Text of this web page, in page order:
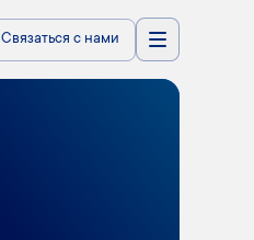
Связаться с нами